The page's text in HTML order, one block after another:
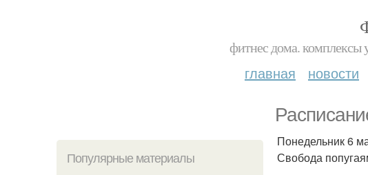
фитнес дома. комплексы
главная новости
Популярные материалы
Понедельник 6
Свобода